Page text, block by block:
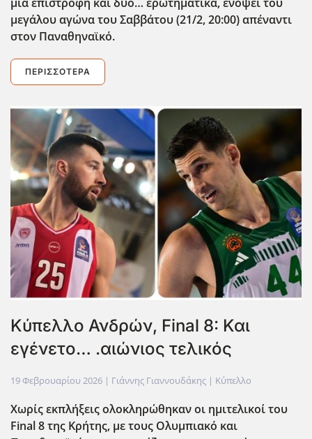
μεγάλου αγώνα του Σαββάτου (21/2, 20:00) απέναντι
στον Παναθηναϊκό.
ΠΕΡΙΣΣΌΤΕΡΑ
Κύπελλο Ανδρών, Final 8: Και
εγένετο… .αιώνιος τελικός
19 Φεβρουαρίου 2026 | Γιάννης Γιαννουδάκης | Κύπελλο
Χωρίς εκπλήξεις ολοκληρώθηκαν οι ημιτελικοί του
Final8 της Κρήτης, με τους Ολυμπιακό και